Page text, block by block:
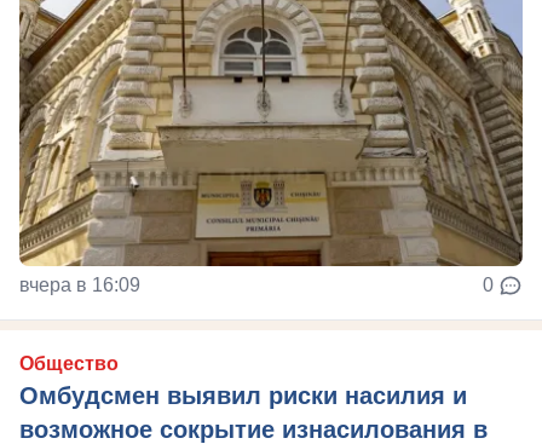
вчера в 16:09 0
Общество
Омбудсмен выявил риски насилия и
возможное сокрытие изнасилования в